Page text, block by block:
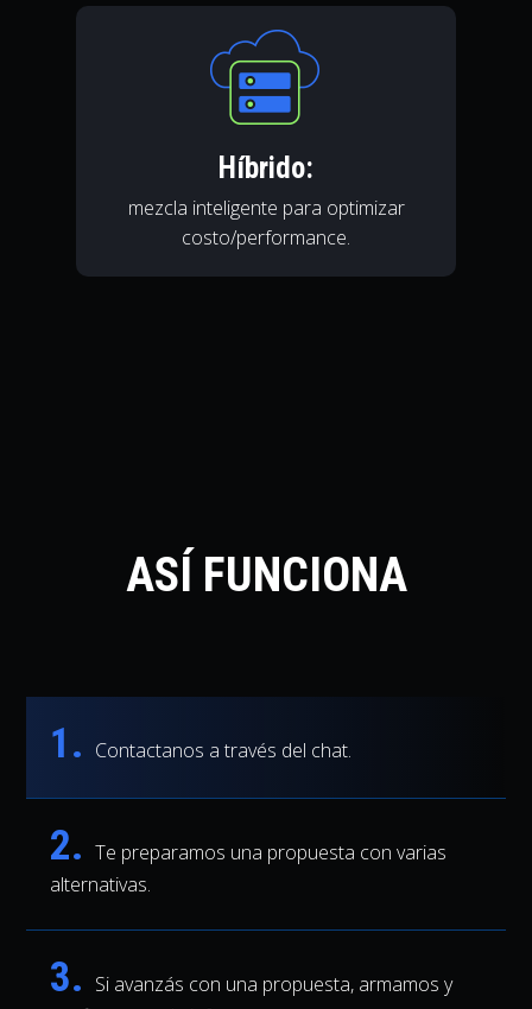
Híbrido:
mezcla inteligente para optimizar
costo/performance.
ASÍ FUNCIONA
1. Contactanos a través del chat.
2. Te preparamos una propuesta con varias
alternativas.
3. Si avanzás con una propuesta, armamos y